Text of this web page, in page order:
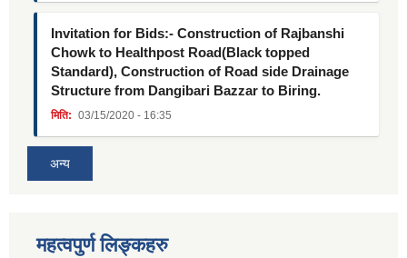
Invitation for Bids:- Construction of Rajbanshi
Chowk to Healthpost Road(Black topped
Standard), Construction of Road side Drainage
Structure from Dangibari Bazzar to Biring.
मिति: 03/15/2020 - 16:35
अन्य
महत्वपुर्ण लिङ्कहरु